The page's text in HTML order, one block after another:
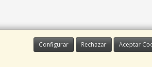
Configurar Rechazar Aceptar